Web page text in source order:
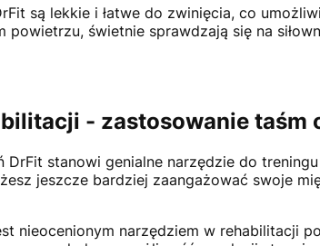
są lekkie i łatwe do zwinięcia, co
świetnie sprawdzają się na
- zastosowanie taśm
stanowi genialne narzędzie do treningu
jeszcze bardziej zaangażować swoje
nieocenionym narzędziem w rehabilitacji